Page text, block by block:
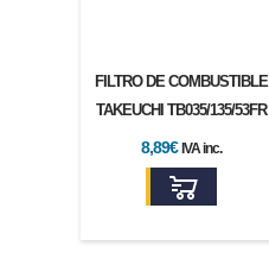
FILTRO DE COMBUSTIBLE
TAKEUCHI TB035/135/53FR
8,89€ IVA inc.